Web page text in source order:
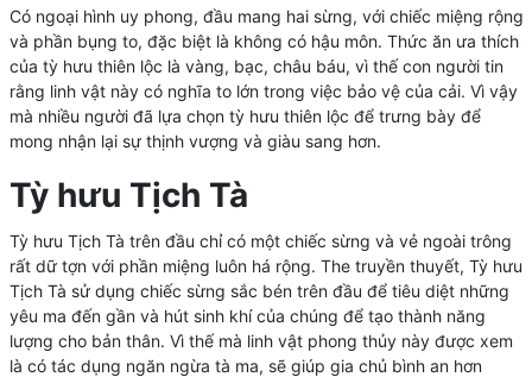
Có ngoại hình uy phong, đầu mang hai sừng, với chiếc miệng rộng
và phần bụng to, đặc biệt là không có hậu môn. Thức ăn ưa thích
của tỳ hưu thiên lộc là vàng, bạc, châu báu, vì thế con người tin
rằng linh vật này có nghĩa to lớn trong việc bảo vệ của cải. Vì vậy
mà nhiều người đã lựa chọn tỳ hưu thiên lộc để trưng bày để
mong nhận lại sự thịnh vượng và giàu sang hơn.
Tỳ hưu Tịch Tà
Tỳ hưu Tịch Tà trên đầu chỉ có một chiếc sừng và vẻ ngoài trông
rất dữ tợn với phần miệng luôn há rộng. The truyền thuyết, Tỳ hưu
Tịch Tà sử dụng chiếc sừng sắc bén trên đầu để tiêu diệt những
yêu ma đến gần và hút sinh khí của chúng để tạo thành năng
lượng cho bản thân. Vì thế mà linh vật phong thủy này được xem
là có tác dụng ngăn ngừa tà ma, sẽ giúp gia chủ bình an hơn